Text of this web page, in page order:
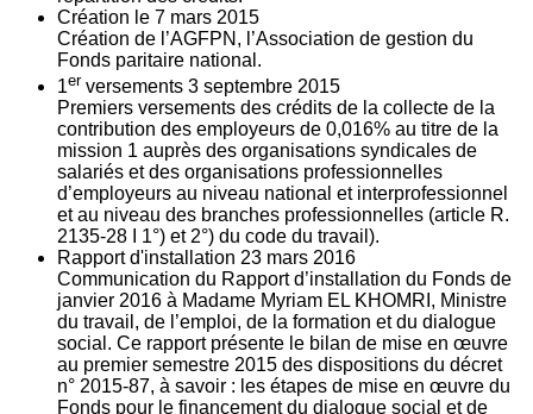
Création le 7 mars 2015
Création de l’AGFPN, l’Association de gestion du
Fonds paritaire national.
1er versements 3 septembre 2015
Premiers versements des crédits de la collecte de la
contribution des employeurs de 0,016% au titre de la
mission 1 auprès des organisations syndicales de
salariés et des organisations professionnelles
d’employeurs au niveau national et interprofessionnel
et au niveau des branches professionnelles (article R.
2135‐28 I 1°) et 2°) du code du travail).
Rapport d'installation 23 mars 2016
Communication du Rapport d’installation du Fonds de
janvier 2016 à Madame Myriam EL KHOMRI, Ministre
du travail, de l’emploi, de la formation et du dialogue
social. Ce rapport présente le bilan de mise en œuvre
au premier semestre 2015 des dispositions du décret
n° 2015-87, à savoir : les étapes de mise en œuvre du
Fonds pour le financement du dialogue social et de